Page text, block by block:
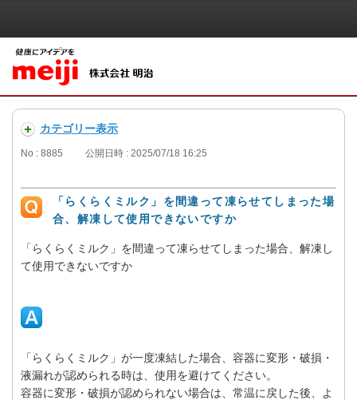
カテゴリー表示
No : 8885 公開日時 : 2025/07/18 16:25
「らくらくミルク」を間違って凍らせてしまった場
合、解凍して使用できないですか
「らくらくミルク」を間違って凍らせてしまった場合、解凍し
て使用できないですか
「らくらくミルク」が一度凍結した場合、容器に変形・破損・
液漏れが認められる時は、使用を避けてください。
容器に変形・破損が認められない場合は、常温に戻した後、よ